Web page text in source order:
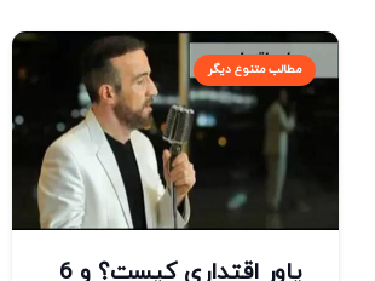
مطالب متنوع دیگر
یاور اقتداری کیست؟ و 6